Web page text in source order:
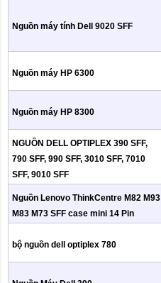
Nguồn máy tính Dell 9020 SFF
Nguồn máy HP 6300
Nguồn máy HP 8300
NGUỒN DELL OPTIPLEX 390 SFF,
790 SFF, 990 SFF, 3010 SFF, 7010
SFF, 9010 SFF
Nguồn Lenovo ThinkCentre M82 M93
M83 M73 SFF case mini 14 Pin
bộ nguồn dell optiplex 780